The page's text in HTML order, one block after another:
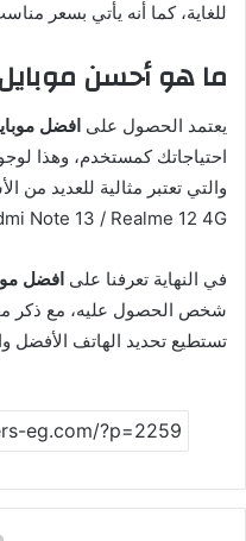
للغاية، كما أنه يأتي بسعر
ما هو أحسن
يعتمد الحصول على افضل
احتياجاتك كمستخدم، وهذا
Note 13 / Realme 12 4G ).
في النهاية تعرفنا على افضل
شخص الحصول عليه، مع ذكر
تستطيع تحديد الهاتف